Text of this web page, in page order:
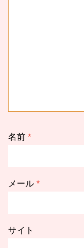
名前 *
メール *
サイト